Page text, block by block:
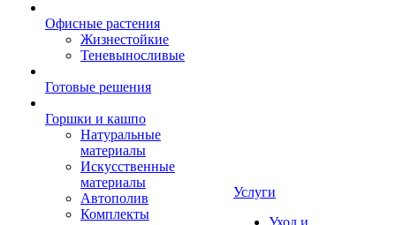
Офисные растения
Жизнестойкие
Теневыносливые
Готовые решения
Горшки и кашпо
Натуральные
материалы
Искусственные
материалы
Автополив
Комплекты
Услуги
Уход и